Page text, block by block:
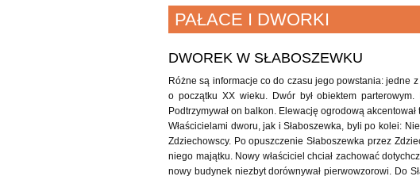
PAŁACE I DWORKI
DWOREK W SŁABOSZEWKU
Różne są informacje co do czasu jego powstania: jedne
o początku XX wieku. Dwór był obiektem
Podtrzymywał on balkon. Elewację ogrodową
Właścicielami dworu, jak i Słaboszewka, byli po kolei:
Zdziechowscy. Po opuszczenie Słaboszewka przez
niego majątku. Nowy właściciel chciał zachować
nowy budynek niezbyt dorównywał pierwowzorowi. Do